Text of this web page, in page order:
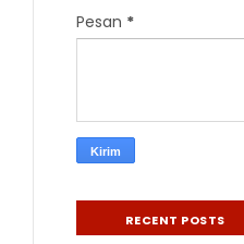
Pesan *
RECENT POSTS